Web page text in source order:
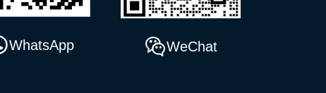
WhatsApp WeChat